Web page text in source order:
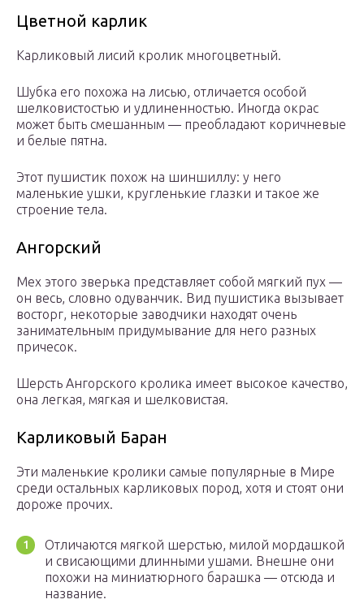
Цветной карлик
Карликовый лисий кролик многоцветный.
Шубка его похожа на лисью, отличается особой
шелковистостью и удлиненностью. Иногда окрас
может быть смешанным — преобладают коричневые
и белые пятна.
Этот пушистик похож на шиншиллу: у него
маленькие ушки, кругленькие глазки и такое же
строение тела.
Ангорский
Мех этого зверька представляет собой мягкий пух —
он весь, словно одуванчик. Вид пушистика вызывает
восторг, некоторые заводчики находят очень
занимательным придумывание для него разных
причесок.
Шерсть Ангорского кролика имеет высокое качество,
она легкая, мягкая и шелковистая.
Карликовый Баран
Эти маленькие кролики самые популярные в Мире
среди остальных карликовых пород, хотя и стоят они
дороже прочих.
Отличаются мягкой шерстью, милой мордашкой
и свисающими длинными ушами. Внешне они
похожи на миниатюрного барашка — отсюда и
название.